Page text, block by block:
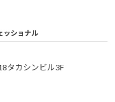
ッショナル
タカシンビル3F